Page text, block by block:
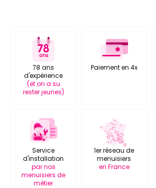
78 ans
d'expérience
(et on a su
rester jeunes)
Paiement en 4x
Service
d'installation
par nos
menuisiers de
métier
1er réseau de
menuisiers
en France